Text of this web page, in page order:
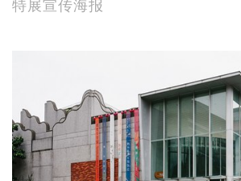
特展宣传海报